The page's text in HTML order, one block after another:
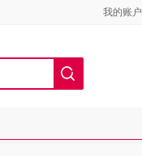
我的账户